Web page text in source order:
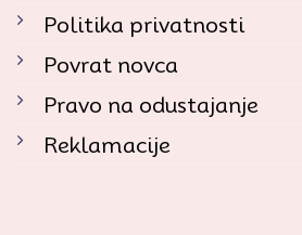
Politika privatnosti
Povrat novca
Pravo na odustajanje
Reklamacije